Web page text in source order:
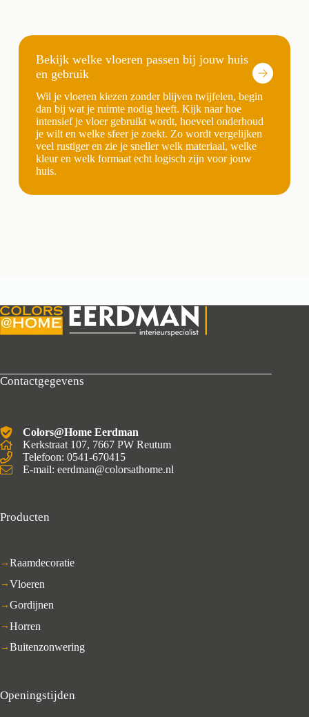
Bekijk welke vloeren passen bij jouw huis
en gebruik
Wil je vloeren kiezen zonder blijven twijfelen, begin
dan bij wat je ruimte nodig heeft. Kijk naar hoe
intensief je vloer gebruikt wordt, hoeveel onderhoud
je wilt en welke sfeer je zoekt. Zo wordt vergelijken
veel rustiger en zie je sneller welk materiaal, welke
kleur en welk formaat echt logisch zijn voor jouw
huis.
Contactgegevens
Colors@Home Eerdman
Kerkstraat 107, 7667 PW Reutum
Telefoon: 0541-670415
E-mail: eerdman@colorsathome.nl
Producten
Raamdecoratie
Vloeren
Gordijnen
Horren
Buitenzonwering
Openingstijden